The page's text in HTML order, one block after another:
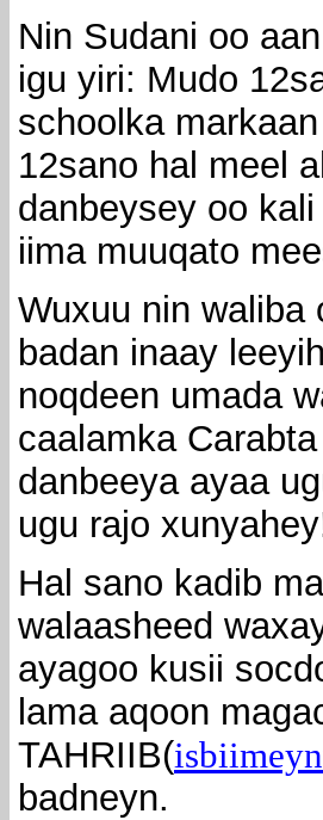
Nin Sudani oo
igu yiri: Mudo
schoolka
12sano hal meel
danbeysey oo
iima muuqato
Wuxuu nin waliba
badan inaay
noqdeen umada
caalamka
danbeeya ayaa
ugu rajo
Hal sano kadib
walaasheed
ayagoo kusii
lama aqoon
TAHRIIB(
badneyn.